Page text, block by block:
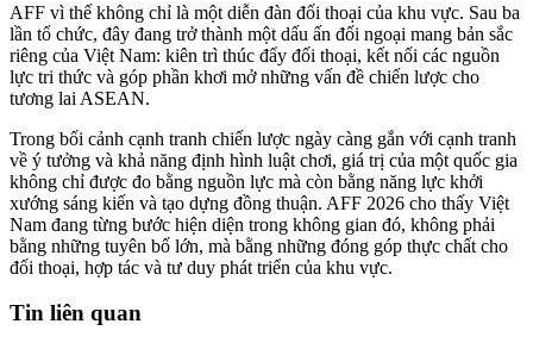
AFF vì thế không chỉ là một diễn đàn đối thoại của khu vực. Sau ba
lần tổ chức, đây đang trở thành một dấu ấn đối ngoại mang bản sắc
riêng của Việt Nam: kiên trì thúc đẩy đối thoại, kết nối các nguồn
lực tri thức và góp phần khơi mở những vấn đề chiến lược cho
tương lai ASEAN.
Trong bối cảnh cạnh tranh chiến lược ngày càng gắn với cạnh tranh
về ý tưởng và khả năng định hình luật chơi, giá trị của một quốc gia
không chỉ được đo bằng nguồn lực mà còn bằng năng lực khởi
xướng sáng kiến và tạo dựng đồng thuận. AFF 2026 cho thấy Việt
Nam đang từng bước hiện diện trong không gian đó, không phải
bằng những tuyên bố lớn, mà bằng những đóng góp thực chất cho
đối thoại, hợp tác và tư duy phát triển của khu vực.
Tin liên quan